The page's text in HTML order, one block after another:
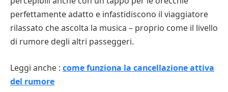
perfettamente adatto e infastidiscono il viaggiatore
rilassato che ascolta la musica – proprio come il livello
di rumore degli altri passeggeri.
Leggi anche : come funziona la cancellazione attiva
del rumore